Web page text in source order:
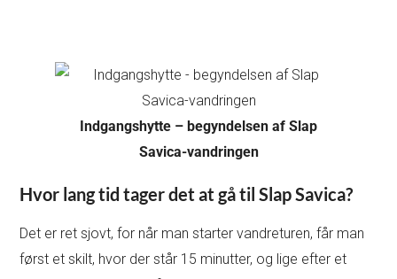
Indgangshytte – begyndelsen af Slap
Savica-vandringen
Hvor lang tid tager det at gå til Slap Savica?
Det er ret sjovt, for når man starter vandreturen, får man
først et skilt, hvor der står 15 minutter, og lige efter et